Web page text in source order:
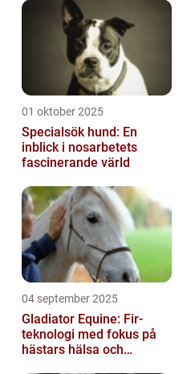
01 oktober 2025
Specialsök hund: En
inblick i nosarbetets
fascinerande värld
04 september 2025
Gladiator Equine: Fir-
teknologi med fokus på
hästars hälsa och